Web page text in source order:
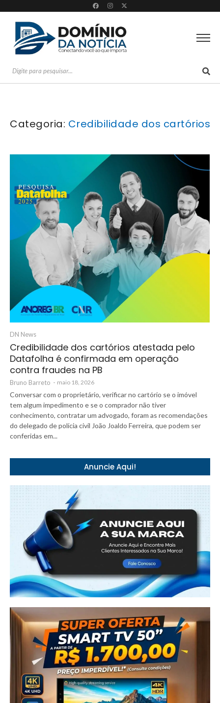
Categoria: Credibilidade dos cartórios
DN News
Credibilidade dos cartórios atestada pelo
Datafolha é confirmada em operação
contra fraudes na PB
Bruno Barreto - maio 18, 2026
Conversar com o proprietário, verificar no cartório se o imóvel
tem algum impedimento e se o comprador não tiver
conhecimento, contratar um advogado, foram as recomendações
do delegado de polícia civil João Joaldo Ferreira, que podem ser
conferidas em...
Anuncie Aqui!